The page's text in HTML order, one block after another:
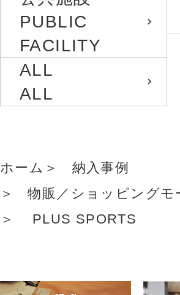
PUBLIC
FACILITY
ALL
ALL
ホーム
納入事例
物販／ショッピングモ
PLUS SPORTS